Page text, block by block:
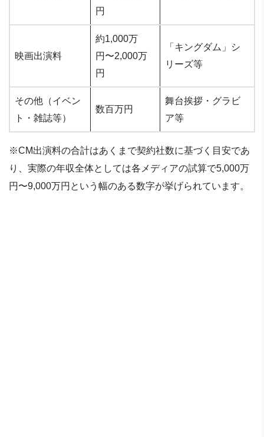
円
映画出演料
約1,000万
円〜2,000万
円
「キングダム」シ
リーズ等
その他（イベン
ト・雑誌等）
数百万円
舞台挨拶・グラビ
ア等
※CM出演料の合計はあくまで契約社数に基づく目安であ
り、実際の年収全体としては各メディアの試算で5,000万
円〜9,000万円という幅のある数字が挙げられています。